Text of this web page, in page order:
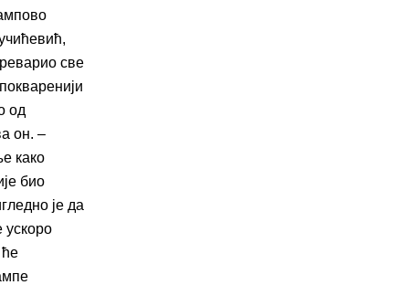
све
од
он. –
како
био
је да
ускоро